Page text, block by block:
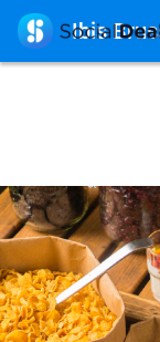
 Ibis